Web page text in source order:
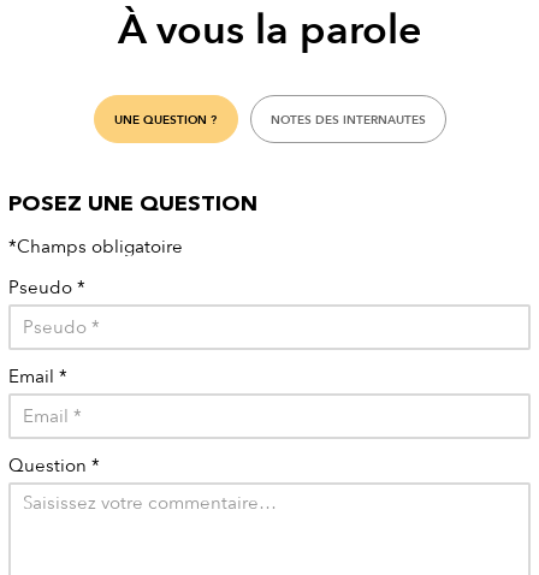
À vous la parole
UNE QUESTION ? NOTES DES INTERNAUTES
POSEZ UNE QUESTION
*Champs obligatoire
Pseudo *
Email *
Question *